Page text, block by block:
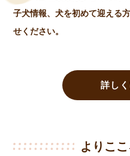
子犬情報、犬を初めて迎える
せください。
よりこ
詳し